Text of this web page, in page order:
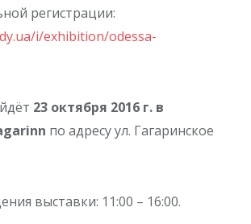
регистрации:
i/exhibition/odessa-
23 октября 2016 г. в
по адресу ул. Гагаринское
выставки: 11:00 – 16:00.